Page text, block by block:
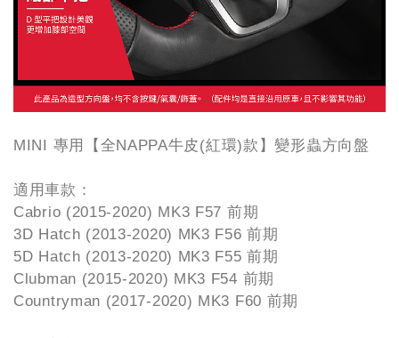
MINI 專用【全NAPPA牛皮(紅環)款】變形蟲方向盤
適用車款：
Cabrio (2015-2020) MK3 F57 前期
3D Hatch (2013-2020) MK3 F56 前期
5D Hatch (2013-2020) MK3 F55 前期
Clubman (2015-2020) MK3 F54 前期
Countryman (2017-2020) MK3 F60 前期